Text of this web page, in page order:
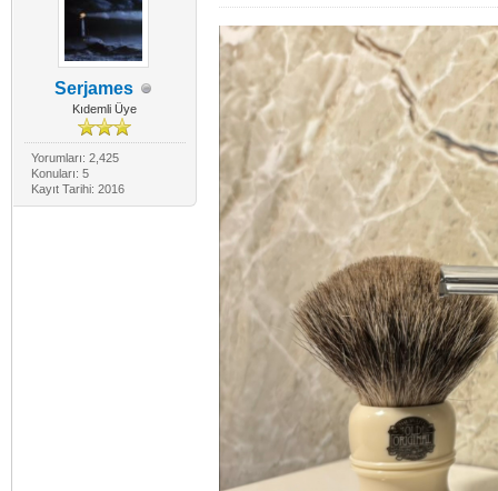
Serjames
Kıdemli Üye
Yorumları: 2,425
Konuları: 5
Kayıt Tarihi: 2016